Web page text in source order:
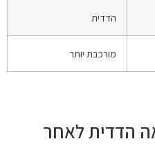
הדדית
מורכבת יותר
הדדית לאחר